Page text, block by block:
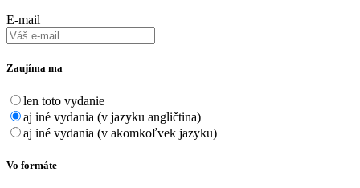
E-mail
Zaujíma ma
len toto vydanie
aj iné vydania (v jazyku angličtina)
aj iné vydania (v akomkoľvek jazyku)
Vo formáte